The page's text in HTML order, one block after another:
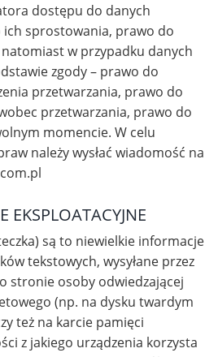
dostępu do danych
sprostowania, prawo do
w przypadku danych
zgody – prawo do
przetwarzania, prawo do
przetwarzania, prawo do
momencie. W celu
należy wysłać wiadomość na
EKSPLOATACYJNE
są to niewielkie informacje
tekstowych, wysyłane przez
stronie osoby odwiedzającej
(np. na dysku twardym
też na karcie pamięci
z jakiego urządzenia korzysta